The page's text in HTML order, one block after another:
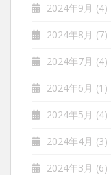
2024年9月 (4)
2024年8月 (7)
2024年7月 (4)
2024年6月 (1)
2024年5月 (4)
2024年4月 (3)
2024年3月 (6)